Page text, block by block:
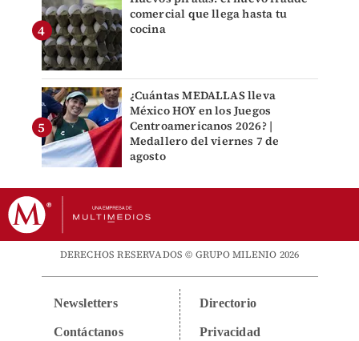
comercial que llega hasta tu
cocina
¿Cuántas MEDALLAS lleva
México HOY en los Juegos
Centroamericanos 2026? |
Medallero del viernes 7 de
agosto
DERECHOS RESERVADOS © GRUPO MILENIO 2026
Newsletters
Contáctanos
Directorio
Privacidad